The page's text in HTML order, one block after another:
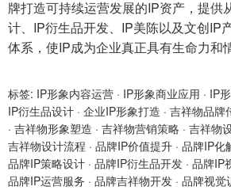
牌打造可持续运营发展的IP资产，提供
计、IP衍生品开发、IP美陈以及文创IP
体系，使IP成为企业真正具有生命力和
标签: IP形象内容运营 · IP形象商业应用 · IP
IP衍生品设计 · 企业IP形象打造 · 吉祥物品牌
· 吉祥物形象塑造 · 吉祥物营销策略 · 吉祥物
吉祥物设计流程 · 品牌IP价值提升 · 品牌IP化
品牌IP策略设计 · 品牌IP衍生品开发 · 品牌IP
品牌IP运营服务 · 品牌吉祥物开发 · 品牌视觉